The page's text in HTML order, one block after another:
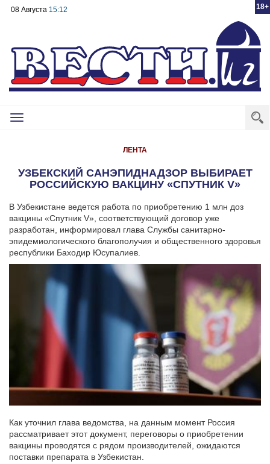
18+
08 Августа 15:12
Toggle
ЛЕНТА
УЗБЕКСКИЙ САНЭПИДНАДЗОР ВЫБИРАЕТ
РОССИЙСКУЮ ВАКЦИНУ «СПУТНИК V»
В Узбекистане ведется работа по приобретению 1 млн доз
вакцины «Спутник V», соответствующий договор уже
разработан, информировал глава Службы санитарно-
эпидемиологического благополучия и общественного здоровья
республики Баходир Юсупалиев.
Как уточнил глава ведомства, на данным момент Россия
рассматривает этот документ, переговоры о приобретении
вакцины проводятся с рядом производителей, ожидаются
поставки препарата в Узбекистан.